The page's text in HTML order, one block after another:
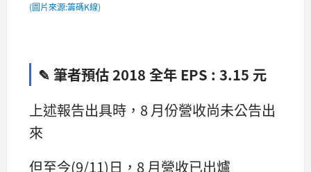
(圖片來源:籌碼K線)
✎ 筆者預估 2018 全年 EPS : 3.15 元
上述報告出具時，8 月份營收尚未公告出
來
但至今(9/11)日，8 月營收已出爐